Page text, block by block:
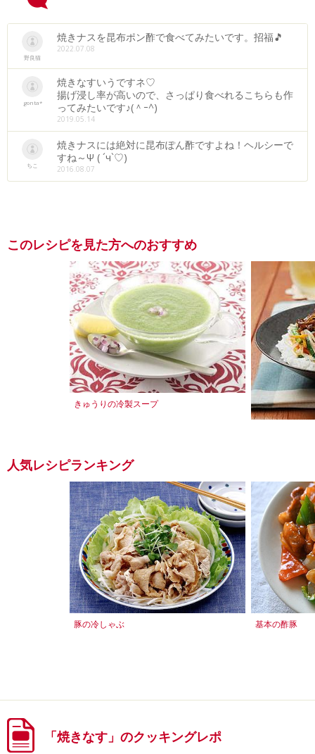
野良猫
焼きナスを昆布ポン酢で食べてみたいです。招福🎵
2022.07.08
gonta*
焼きなすいうですネ♡
揚げ浸し率が高いので、さっぱり食べれるこちらも作
ってみたいです♪(＾ｰ^)
2019.05.14
ちこ
焼きナスには絶対に昆布ぽん酢ですよね！ヘルシーで
すね～Ψ ( ´ч`♡)
2016.08.07
このレシピを見た方へのおすすめ
きゅうりの冷製スープ
人気レシピランキング
豚の冷しゃぶ 基本の酢豚
「焼きなす」のクッキングレポ